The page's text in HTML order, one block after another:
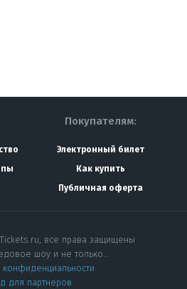
Покупателям:
Электронный билет
Как купить
Публичная оферта
все права защищены
шоу и не только…
конфиденциальности
для партнеров